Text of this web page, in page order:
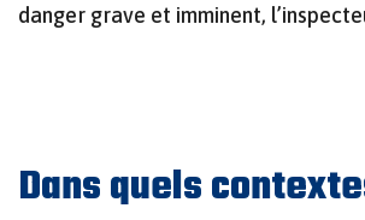
danger grave et imminent,
Dans quels